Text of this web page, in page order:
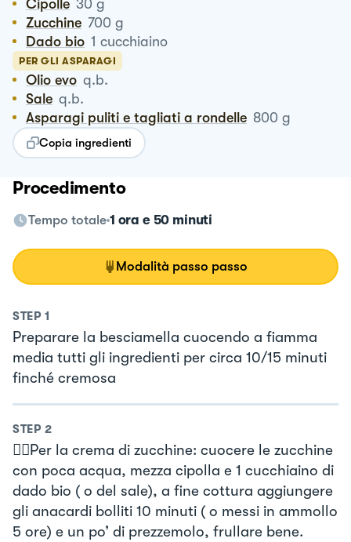
Cipolle 30 g
Zucchine 700 g
Dado bio 1 cucchiaino
PER GLI ASPARAGI
Olio evo q.b.
Sale q.b.
Asparagi puliti e tagliati a rondelle 800 g
Copia ingredienti
Procedimento
Tempo totale 1 ora e 50 minuti
Modalità passo passo
STEP 1
Preparare la besciamella cuocendo a fiamma
media tutti gli ingredienti per circa 10/15 minuti
finché cremosa
STEP 2
👉🏻Per la crema di zucchine: cuocere le zucchine
con poca acqua, mezza cipolla e 1 cucchiaino di
dado bio ( o del sale), a fine cottura aggiungere
gli anacardi bolliti 10 minuti ( o messi in ammollo
5 ore) e un po’ di prezzemolo, frullare bene.